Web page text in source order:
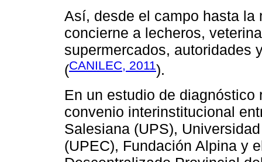
Así, desde el campo hasta
concierne a lecheros,
supermercados, autoridades
(CANILEC, 2011).
En un estudio de
convenio interinstitucional
Salesiana (UPS),
(UPEC), Fundación Alpina y